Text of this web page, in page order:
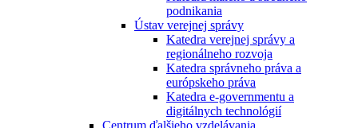
podnikania
Ústav verejnej správy
Katedra verejnej správy a
regionálneho rozvoja
Katedra správneho práva a
európskeho práva
Katedra e-governmentu a
digitálnych technológií
Centrum ďalšieho vzdelávania